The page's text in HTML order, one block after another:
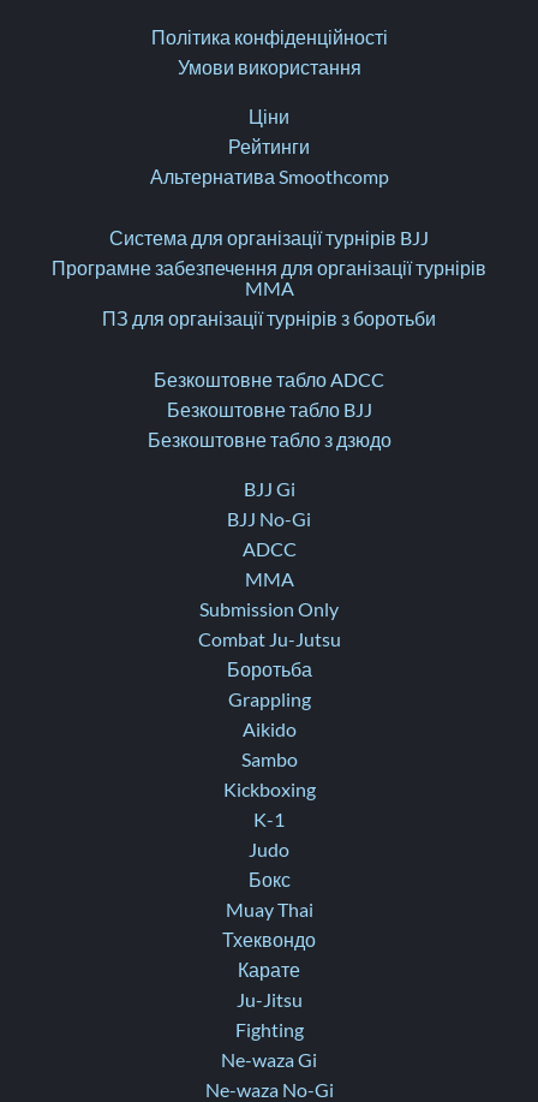
Політика конфіденційності
Умови використання
Ціни
Рейтинги
Альтернатива Smoothcomp
Система для організації турнірів BJJ
Програмне забезпечення для організації турнірів
MMA
ПЗ для організації турнірів з боротьби
Безкоштовне табло ADCC
Безкоштовне табло BJJ
Безкоштовне табло з дзюдо
BJJ Gi
BJJ No-Gi
ADCC
MMA
Submission Only
Combat Ju-Jutsu
Боротьба
Grappling
Aikido
Sambo
Kickboxing
K-1
Judo
Бокс
Muay Thai
Тхеквондо
Карате
Ju-Jitsu
Fighting
Ne-waza Gi
Ne-waza No-Gi